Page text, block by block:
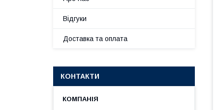
Відгуки
Доставка та оплата
КОНТАКТИ